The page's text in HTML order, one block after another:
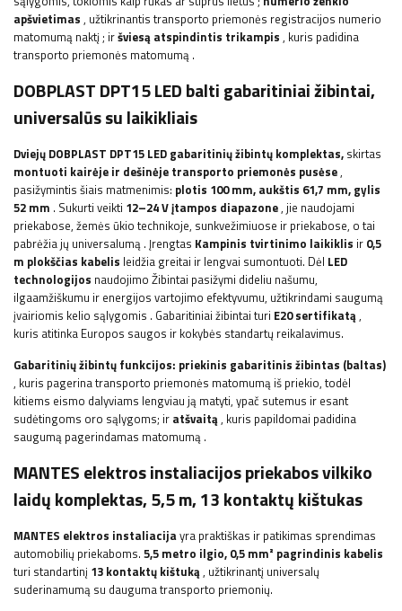
apšvietimas , užtikrinantis transporto priemonės registracijos numerio
matomumą naktį ; iršviesą atspindintis trikampis , kuris padidina
transporto priemonės matomumą .
DOBPLAST DPT15 LED balti gabaritiniai žibintai,
universalūs su laikikliais
Dviejų DOBPLAST DPT15 LED gabaritinių žibintų komplektas, skirtas
montuoti kairėje ir dešinėje transporto priemonės pusėse,
pasižymintis šiais matmenimis: plotis 100 mm, aukštis 61,7 mm, gylis
52 mm . Sukurti veikti 12–24 V įtampos diapazone, jie naudojami
priekabose, žemės ūkio technikoje, sunkvežimiuose ir priekabose, o tai
pabrėžia jų universalumą . Įrengtas Kampinis tvirtinimo laikiklis ir 0,5
m plokščias kabelis leidžia greitai ir lengvai sumontuoti. Dėl LED
technologijos naudojimo Žibintai pasižymi dideliu našumu,
ilgaamžiškumu ir energijos vartojimo efektyvumu, užtikrindami saugumą
įvairiomis kelio sąlygomis . Gabaritiniai žibintai turi E20 sertifikatą,
kuris atitinka Europos saugos ir kokybės standartų reikalavimus.
Gabaritinių žibintų funkcijos: priekinis gabaritinis žibintas (baltas)
, kuris pagerina transporto priemonės matomumą iš priekio, todėl
kitiems eismo dalyviams lengviau ją matyti, ypač sutemus ir esant
sudėtingoms oro sąlygoms; ir atšvaitą, kuris papildomai padidina
saugumą pagerindamas matomumą .
MANTES elektros instaliacijos priekabos vilkiko
laidų komplektas, 5,5 m, 13 kontaktų kištukas
MANTES elektros instaliacijayra praktiškas ir patikimas sprendimas
automobilių priekaboms. 5,5 metro ilgio, 0,5 mm² pagrindinis kabelis
turi standartinį 13 kontaktų kištuką, užtikrinantį universalų
suderinamumą su dauguma transporto priemonių.